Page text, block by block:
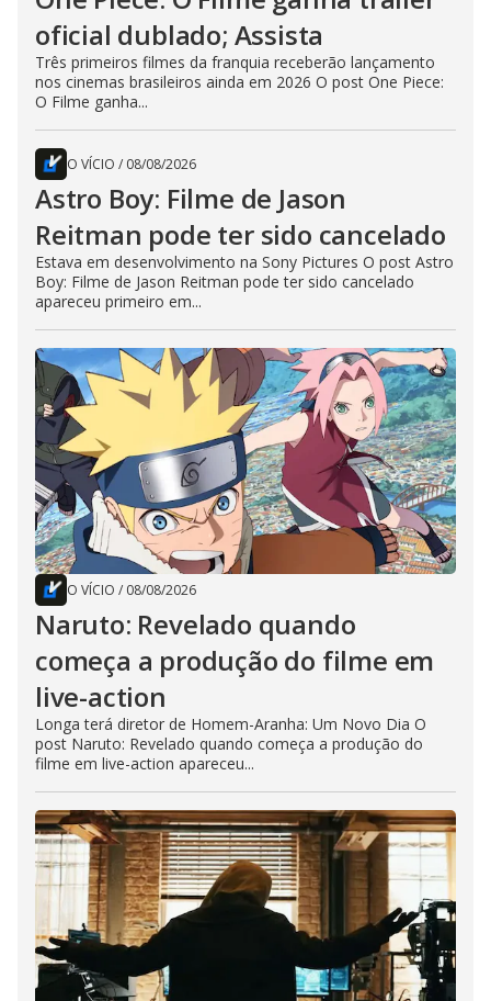
oficial dublado; Assista
Três primeiros filmes da franquia receberão lançamento
nos cinemas brasileiros ainda em 2026 O post One Piece:
O Filme ganha...
O VÍCIO / 08/08/2026
Astro Boy: Filme de Jason
Reitman pode ter sido cancelado
Estava em desenvolvimento na Sony Pictures O post Astro
Boy: Filme de Jason Reitman pode ter sido cancelado
apareceu primeiro em...
O VÍCIO / 08/08/2026
Naruto: Revelado quando
começa a produção do filme em
live-action
Longa terá diretor de Homem-Aranha: Um Novo Dia O
post Naruto: Revelado quando começa a produção do
filme em live-action apareceu...